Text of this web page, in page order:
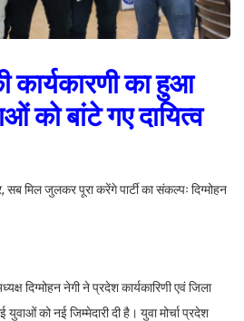
कार्यकारणी का हुआ
को बांटे गए दायित्व
सब मिल जुलकर पूरा करेंगे पार्टी का संकल्पः दिग्मोहन
दिग्मोहन नेगी ने प्रदेश कार्यकारिणी एवं जिला
युवाओं को नई जिम्मेदारी दी है। युवा मोर्चा प्रदेश